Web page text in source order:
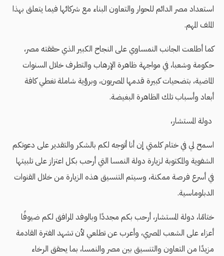
استعداد مصر الدائم للحوار والتعاون البناء مع شركائها فيما يتعلق بهذا
الملف المهم.
كما أطلعت الجانب النمساوي على النجاح الكبير الذي حققته مصر،
حكومة وشعبا، في مواجهة ظاهرة الإرهاب والتطرف خلال السنوات
الماضية، بتضحيات كبيرة قدمها المصريون، وبرؤية شاملة تغطي كافة
أبعاد وأسباب تلك الظاهرة البغيضة.
دولة المستشار،
اسمح لي في ختام كلمتي إن أنا أتوجه لكم بالشكر والتقدير على دعوتكم
الشفوية والمكتوبة لزيارة دولة النمسا التي أرحب بكل اعتزاز على تلبيتها
في أسرع فرصة ممكنة، وسيتم التنسيق هذه الزيارة من خلال القنوات
الدبلوماسية.
ختامًا، دولة المستشار، أرحب بكم مجددًا وبالوفد المرافق لكم ضيوفًا
أعزاء على الشعب المصري، وأعرب عن تطلعي لأن تشهد الفترة القادمة
مزيدًا من التعاون والتنسيق بين مصر والنمسا، بما يحقق الرخاء